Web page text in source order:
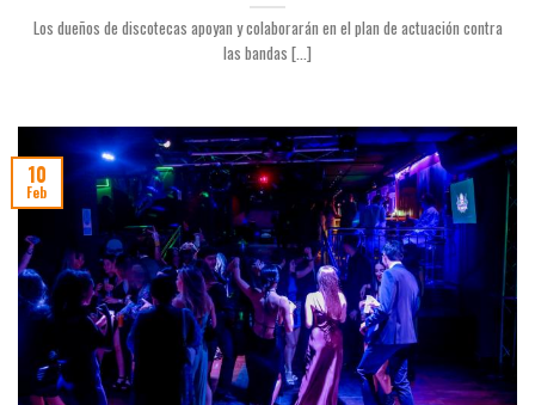
Los dueños de discotecas apoyan y colaborarán en el plan de actuación contra
las bandas [...]
10
Feb